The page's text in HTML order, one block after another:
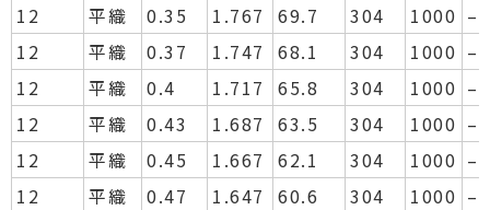
12 平織 0.35 1.767 69.7 304 1000 –
12
平織 0.37 1.747 68.1 304 1000 –
12
平織 0.4 1.717 65.8 304 1000 –
12
平織 0.43 1.687 63.5 304 1000 –
12
平織 0.45 1.667 62.1 304 1000 –
12
平織 0.47 1.647 60.6 304 1000 –